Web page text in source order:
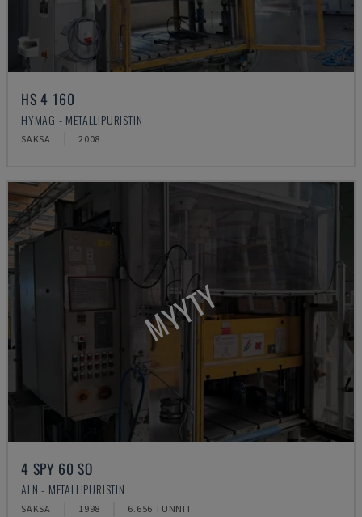
HS 4 160
HYMAG - METALLIPURISTIN
SAKSA 2008
MYYTY
4 SPY 60 SO
ALN - METALLIPURISTIN
SAKSA 1998 6.656 TUNNIT